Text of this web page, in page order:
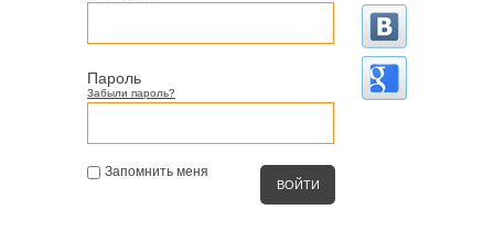
Пароль
Забыли пароль?
Запомнить меня